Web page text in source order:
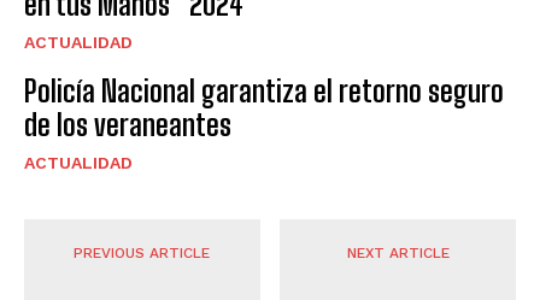
ACTUALIDAD
Policía Nacional garantiza el retorno seguro
de los veraneantes
ACTUALIDAD
PREVIOUS ARTICLE NEXT ARTICLE